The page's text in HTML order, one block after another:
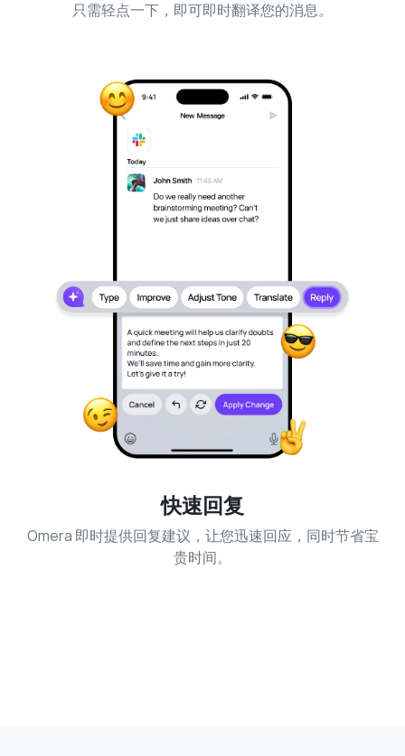
只需轻点一下，即可即时翻译您的消息。
快速回复
Omera 即时提供回复建议，让您迅速回应，同时节省宝
贵时间。